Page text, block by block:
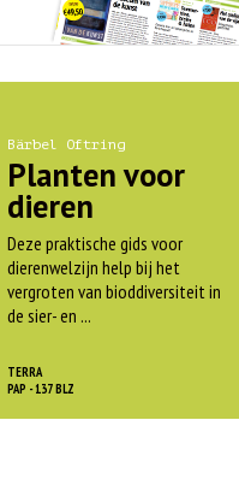
Bärbel Oftring
Planten voor
dieren
Deze praktische gids voor
dierenwelzijn help bij het
vergroten van bioddiversiteit in
de sier- en ...
TERRA
PAP - 137 BLZ